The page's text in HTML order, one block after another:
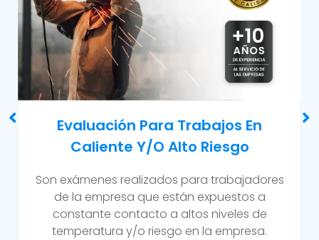
Examen Médico Ocupacional De
Reincorporación Laboral
Este examen se realiza al colaborador que se
incorpora a la organización luego de haber
sufrido alguna incapacidad temporal propia
del trabajo.